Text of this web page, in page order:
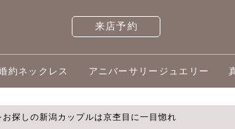
来店予約
約ネックレス アニバーサリージュエリー
探しの新潟カップルは京杢目に一目惚れ